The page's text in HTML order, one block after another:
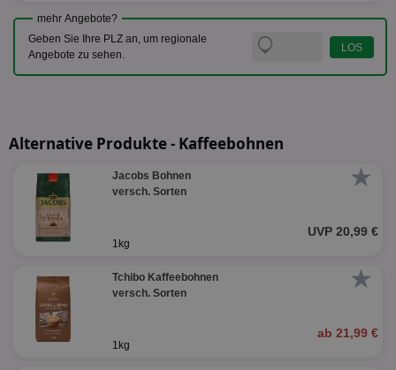
mehr Angebote?
Geben Sie Ihre PLZ an, um regionale
Angebote zu sehen.
Alternative Produkte - Kaffeebohnen
★
Jacobs Bohnen
versch. Sorten
UVP 20,99 €
1kg
★
Tchibo Kaffeebohnen
versch. Sorten
ab 21,99 €
1kg